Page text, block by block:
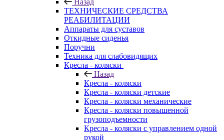
ТЕХНИЧЕСКИЕ СРЕДСТВА
РЕАБИЛИТАЦИИ
Аппараты для суставов
Откидные сиденья
Поручни
Техника для слабовидящих
Кресла - коляски
Назад
Кресла - коляски
Кресла - коляски детские
Кресла - коляски механические
Кресла - коляски повышенной
грузоподъемности
Кресла - коляски с управлением одной
рукой